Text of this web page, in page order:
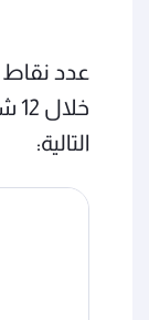
عدد
التالية: